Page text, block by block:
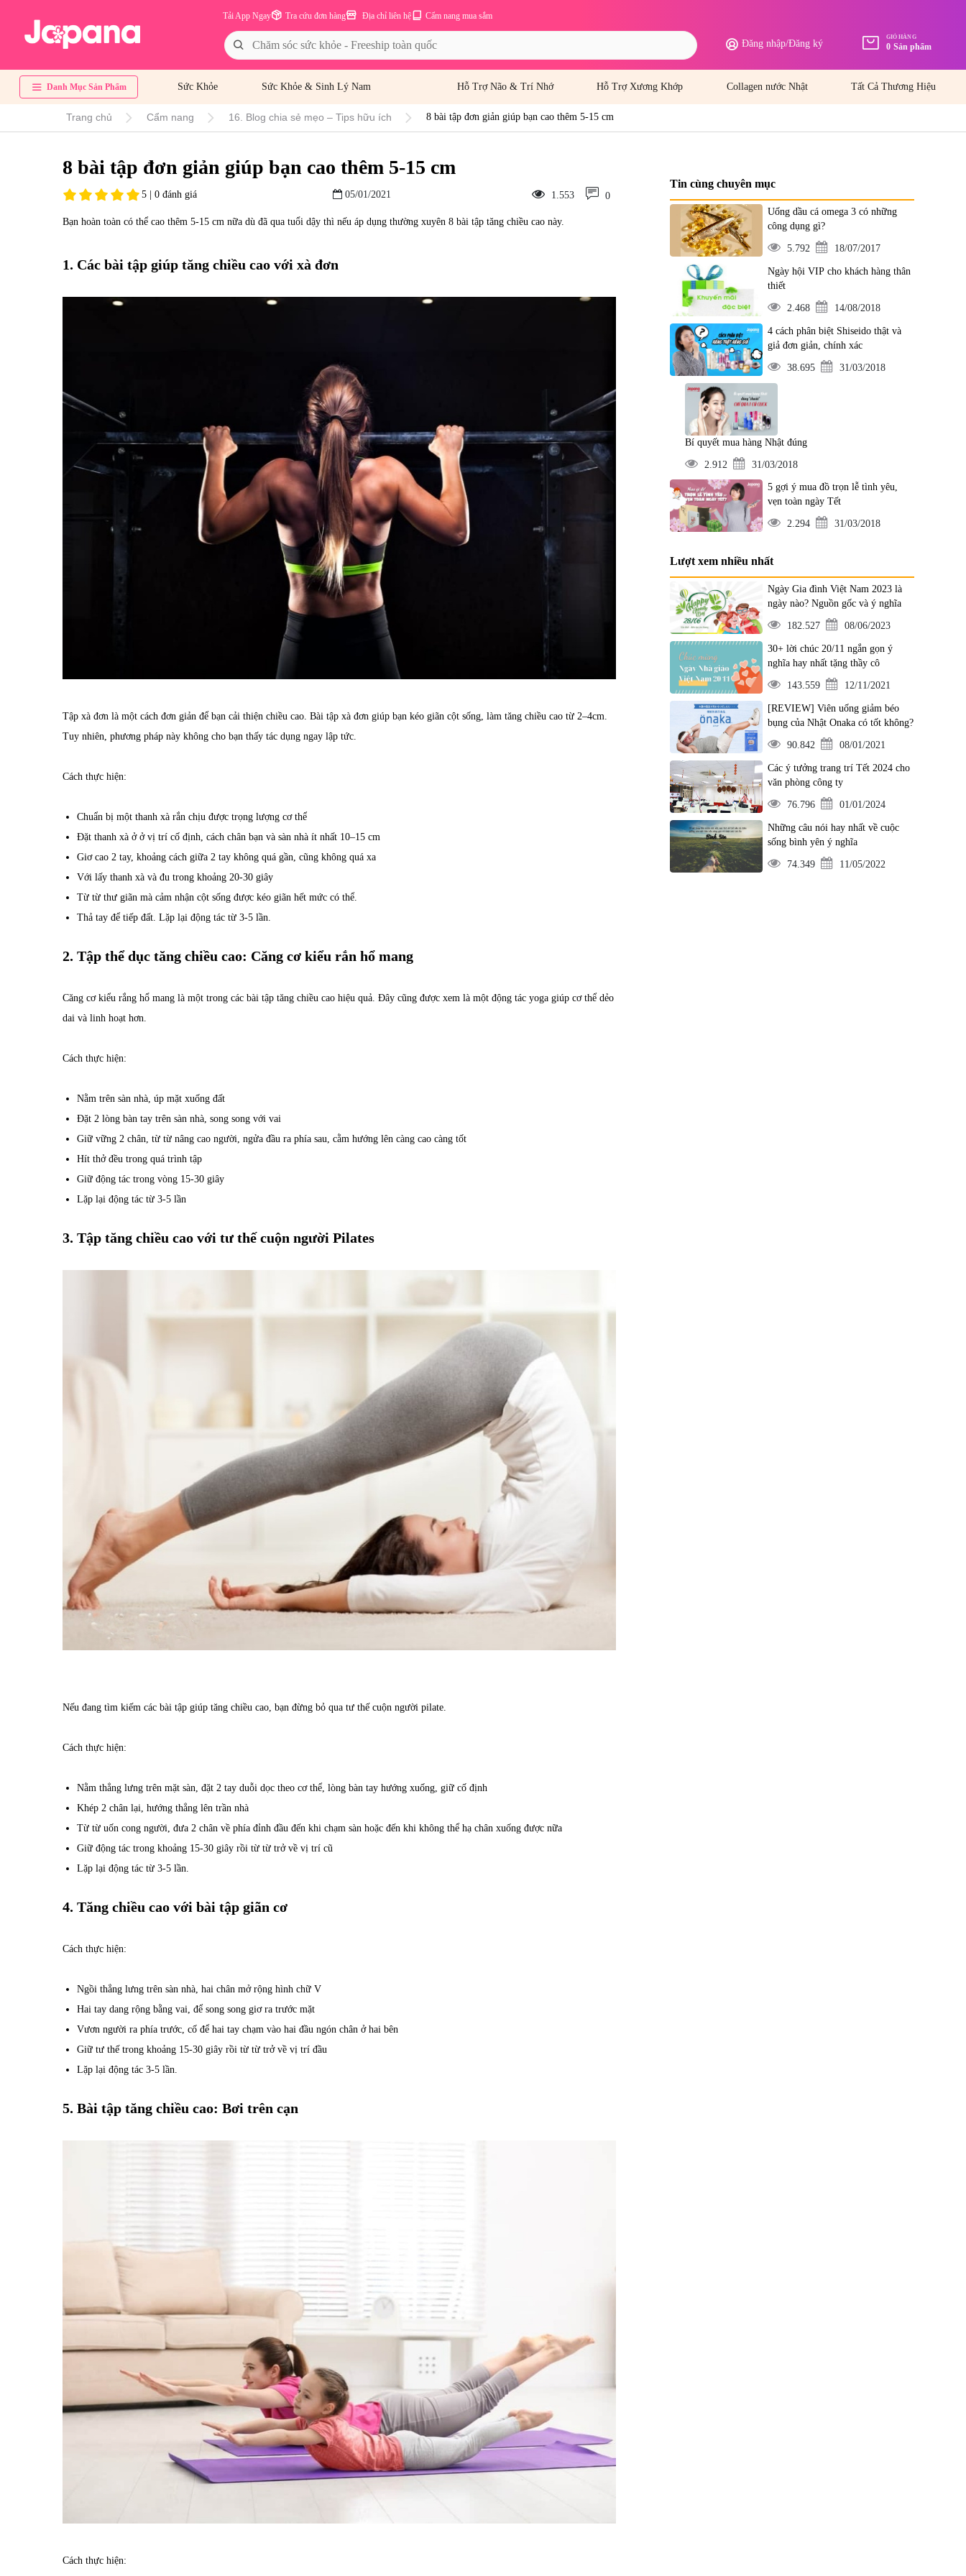
Cẩm nang mua sắm
Địa chỉ liên hệ
Tra cứu đơn hàng
Tải App Ngay
Đăng nhập/Đăng ký
GIỎ HÀNG
0 Sản phẩm
Danh Mục Sản Phẩm Sức Khỏe Sức Khỏe & Sinh Lý Nam Hỗ Trợ Não & Trí Nhớ Hỗ Trợ Xương Khớp Collagen nước Nhật Tất Cả Thương Hiệu
Trang chủ Cẩm nang 16. Blog chia sẻ mẹo – Tips hữu ích 8 bài tập đơn giản giúp bạn cao thêm 5-15 cm
8 bài tập đơn giản giúp bạn cao thêm 5-15 cm
5 | 0 đánh giá 05/01/2021 1.553 0
Bạn hoàn toàn có thể cao thêm 5-15 cm nữa dù đã qua tuổi dậy thì nếu áp dụng thường xuyên 8 bài tập tăng chiều cao này.
1. Các bài tập giúp tăng chiều cao với xà đơn
Tập xà đơn là một cách đơn giản để bạn cải thiện chiều cao. Bài tập xà đơn giúp bạn kéo giãn cột sống, làm tăng chiều cao từ 2–4cm.
Tuy nhiên, phương pháp này không cho bạn thấy tác dụng ngay lập tức.
Cách thực hiện:
Chuẩn bị một thanh xà rắn chịu được trọng lượng cơ thể
Đặt thanh xà ở ở vị trí cố định, cách chân bạn và sàn nhà ít nhất 10–15 cm
Giơ cao 2 tay, khoảng cách giữa 2 tay không quá gần, cũng không quá xa
Với lấy thanh xà và đu trong khoảng 20-30 giây
Từ từ thư giãn mà cảm nhận cột sống được kéo giãn hết mức có thể.
Thả tay để tiếp đất. Lặp lại động tác từ 3-5 lần.
2. Tập thể dục tăng chiều cao: Căng cơ kiểu rắn hổ mang
Căng cơ kiểu rắng hổ mang là một trong các bài tập tăng chiều cao hiệu quả. Đây cũng được xem là một động tác yoga giúp cơ thể dẻo
dai và linh hoạt hơn.
Cách thực hiện:
Nằm trên sàn nhà, úp mặt xuống đất
Đặt 2 lòng bàn tay trên sàn nhà, song song với vai
Giữ vững 2 chân, từ từ nâng cao người, ngửa đầu ra phía sau, cằm hướng lên càng cao càng tốt
Hít thở đều trong quá trình tập
Giữ động tác trong vòng 15-30 giây
Lặp lại động tác từ 3-5 lần
3. Tập tăng chiều cao với tư thế cuộn người Pilates
Nếu đang tìm kiếm các bài tập giúp tăng chiều cao, bạn đừng bỏ qua tư thế cuộn người pilate.
Cách thực hiện:
Nằm thẳng lưng trên mặt sàn, đặt 2 tay duỗi dọc theo cơ thể, lòng bàn tay hướng xuống, giữ cố định
Khép 2 chân lại, hướng thẳng lên trần nhà
Từ từ uốn cong người, đưa 2 chân về phía đỉnh đầu đến khi chạm sàn hoặc đến khi không thể hạ chân xuống được nữa
Giữ động tác trong khoảng 15-30 giây rồi từ từ trở về vị trí cũ
Lặp lại động tác từ 3-5 lần.
4. Tăng chiều cao với bài tập giãn cơ
Cách thực hiện:
Ngồi thẳng lưng trên sàn nhà, hai chân mở rộng hình chữ V
Hai tay dang rộng bằng vai, để song song giơ ra trước mặt
Vươn người ra phía trước, cố để hai tay chạm vào hai đầu ngón chân ở hai bên
Giữ tư thế trong khoảng 15-30 giây rồi từ từ trở về vị trí đầu
Lặp lại động tác 3-5 lần.
5. Bài tập tăng chiều cao: Bơi trên cạn
Cách thực hiện:
Tin cùng chuyên mục
Uống dầu cá omega 3 có những
công dụng gì?
5.792 18/07/2017
Ngày hội VIP cho khách hàng thân
thiết
2.468 14/08/2018
4 cách phân biệt Shiseido thật và
giả đơn giản, chính xác
38.695 31/03/2018
Bí quyết mua hàng Nhật đúng
2.912 31/03/2018
5 gợi ý mua đồ trọn lễ tình yêu,
vẹn toàn ngày Tết
2.294 31/03/2018
Lượt xem nhiều nhất
Ngày Gia đình Việt Nam 2023 là
ngày nào? Nguồn gốc và ý nghĩa
182.527 08/06/2023
30+ lời chúc 20/11 ngắn gọn ý
nghĩa hay nhất tặng thầy cô
143.559 12/11/2021
[REVIEW] Viên uống giảm béo
bụng của Nhật Onaka có tốt không?
90.842 08/01/2021
Các ý tưởng trang trí Tết 2024 cho
văn phòng công ty
76.796 01/01/2024
Những câu nói hay nhất về cuộc
sống bình yên ý nghĩa
74.349 11/05/2022